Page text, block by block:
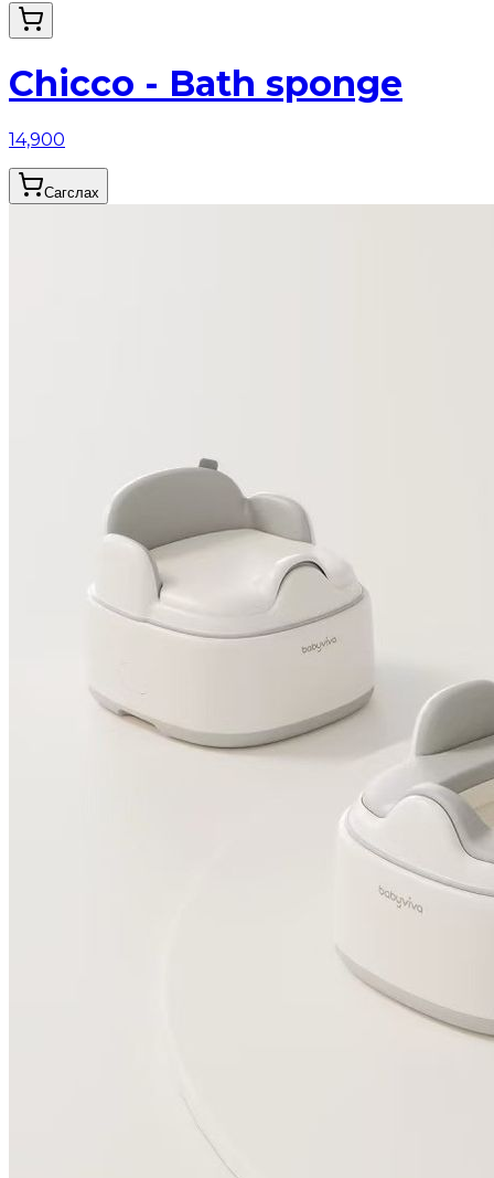
Chicco - Bath sponge
14,900
Сагслах